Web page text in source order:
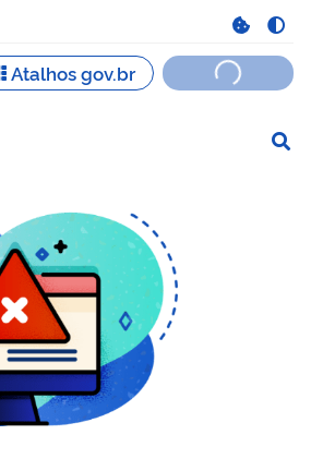
navegação